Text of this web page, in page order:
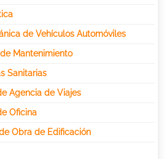
de Vehículos Automóviles
Mantenimiento
Sanitarias
Agencia de Viajes
Oficina
Obra de Edificación